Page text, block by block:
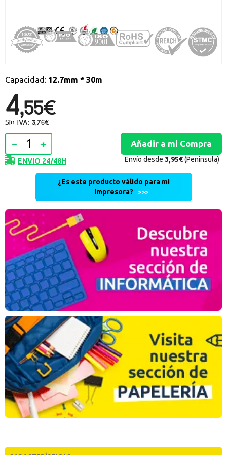
boletin de noticias
Ventajas para miembros
Capacidad: 12.7mm * 30m
4,55€
Sin IVA: 3,76€
ENVIO 24/48H Envío desde 3,95€(Peninsula)
¿Es este producto válido para mi
impresora?
>>>